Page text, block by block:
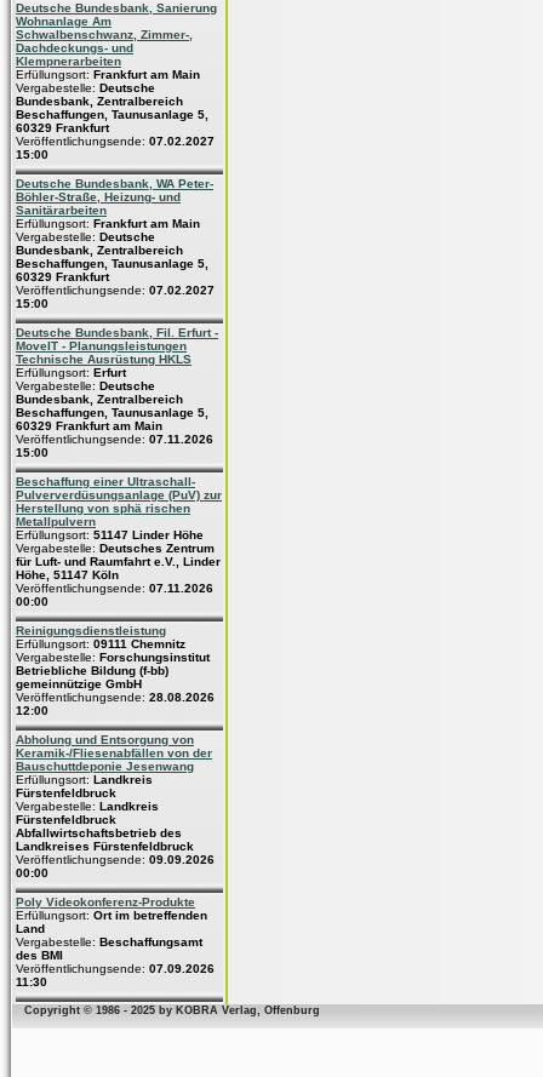
Deutsche Bundesbank, Sanierung
Wohnanlage Am
Schwalbenschwanz, Zimmer-,
Dachdeckungs- und
Klempnerarbeiten
Erfüllungsort: Frankfurt am Main
Vergabestelle: Deutsche
Bundesbank, Zentralbereich
Beschaffungen, Taunusanlage 5,
60329 Frankfurt
Veröffentlichungsende: 07.02.2027
15:00
Deutsche Bundesbank, WA Peter-
Böhler-Straße, Heizung- und
Sanitärarbeiten
Erfüllungsort: Frankfurt am Main
Vergabestelle: Deutsche
Bundesbank, Zentralbereich
Beschaffungen, Taunusanlage 5,
60329 Frankfurt
Veröffentlichungsende: 07.02.2027
15:00
Deutsche Bundesbank, Fil. Erfurt -
MoveIT - Planungsleistungen
Technische Ausrüstung HKLS
Erfüllungsort: Erfurt
Vergabestelle: Deutsche
Bundesbank, Zentralbereich
Beschaffungen, Taunusanlage 5,
60329 Frankfurt am Main
Veröffentlichungsende: 07.11.2026
15:00
Beschaffung einer Ultraschall-
Pulververdüsungsanlage (PuV) zur
Herstellung von sphä rischen
Metallpulvern
Erfüllungsort: 51147 Linder Höhe
Vergabestelle: Deutsches Zentrum
für Luft- und Raumfahrt e.V., Linder
Höhe, 51147 Köln
Veröffentlichungsende: 07.11.2026
00:00
Reinigungsdienstleistung
Erfüllungsort: 09111 Chemnitz
Vergabestelle: Forschungsinstitut
Betriebliche Bildung (f-bb)
gemeinnützige GmbH
Veröffentlichungsende: 28.08.2026
12:00
Abholung und Entsorgung von
Keramik-/Fliesenabfällen von der
Bauschuttdeponie Jesenwang
Erfüllungsort: Landkreis
Fürstenfeldbruck
Vergabestelle: Landkreis
Fürstenfeldbruck
Abfallwirtschaftsbetrieb des
Landkreises Fürstenfeldbruck
Veröffentlichungsende: 09.09.2026
00:00
Poly Videokonferenz-Produkte
Erfüllungsort: Ort im betreffenden
Land
Vergabestelle: Beschaffungsamt
des BMI
Veröffentlichungsende: 07.09.2026
11:30
Copyright © 1986 - 2025 by KOBRA Verlag, Offenburg